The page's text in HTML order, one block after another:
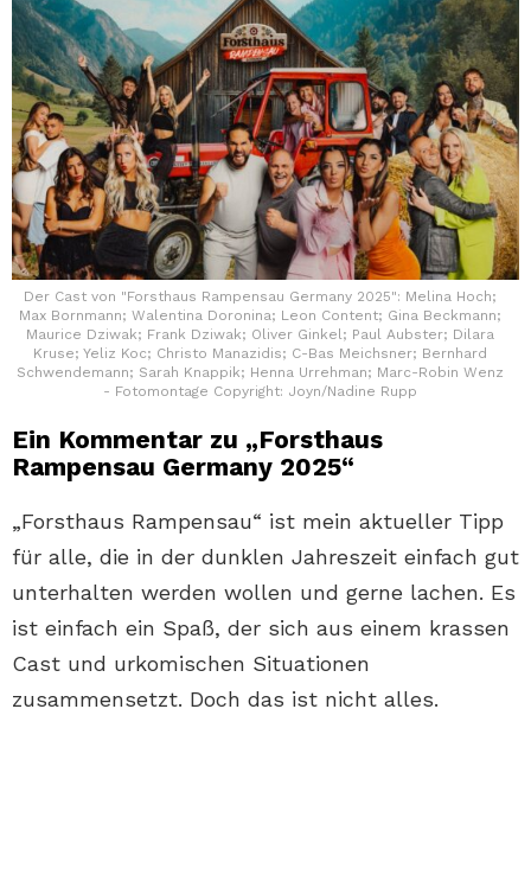
Der Cast von "Forsthaus Rampensau Germany 2025": Melina Hoch;
Max Bornmann; Walentina Doronina; Leon Content; Gina Beckmann;
Maurice Dziwak; Frank Dziwak; Oliver Ginkel; Paul Aubster; Dilara
Kruse; Yeliz Koc; Christo Manazidis; C-Bas Meichsner; Bernhard
Schwendemann; Sarah Knappik; Henna Urrehman; Marc-Robin Wenz
- Fotomontage Copyright: Joyn/Nadine Rupp
Ein Kommentar zu „Forsthaus
Rampensau Germany 2025“
„Forsthaus Rampensau“ ist mein aktueller Tipp
für alle, die in der dunklen Jahreszeit einfach gut
unterhalten werden wollen und gerne lachen. Es
ist einfach ein Spaß, der sich aus einem krassen
Cast und urkomischen Situationen
zusammensetzt. Doch das ist nicht alles.